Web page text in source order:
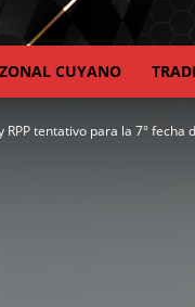
ZONAL CUYANO
RPP tentativo para la 7° fecha